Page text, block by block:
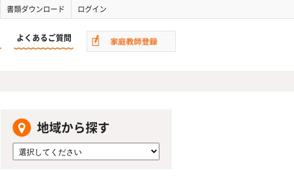
書類ダウンロード ログイン
よくあるご質問
地域から探す